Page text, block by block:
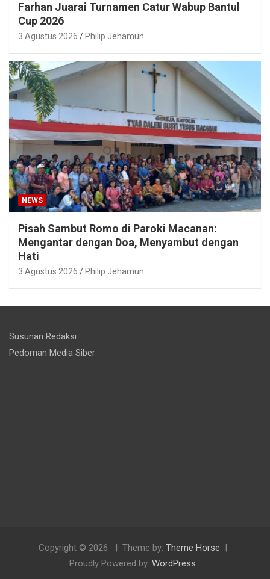
Farhan Juarai Turnamen Catur Wabup Bantul
Cup 2026
3 Agustus 2026 Philip Jehamun
NEWS
Pisah Sambut Romo di Paroki Macanan:
Mengantar dengan Doa, Menyambut dengan
Hati
3 Agustus 2026 Philip Jehamun
Susunan Redaksi
Pedoman Media Siber
Copyright © 2026 Theme by: Theme Horse
Proudly Powered by: WordPress